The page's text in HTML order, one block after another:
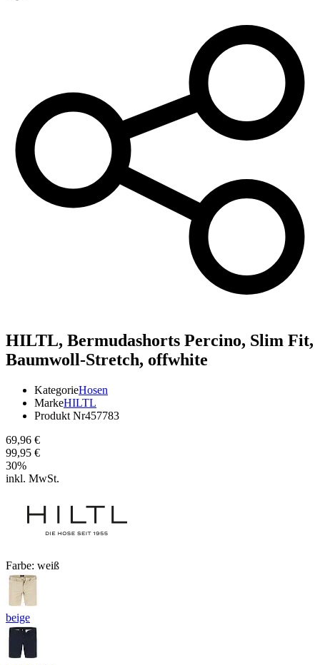
HILTL, Bermudashorts Percino, Slim Fit,
Baumwoll-Stretch, offwhite
KategorieHosen
MarkeHILTL
Produkt Nr457783
69,96 €
99,95 €
30%
inkl. MwSt.
Farbe: weiß
beige